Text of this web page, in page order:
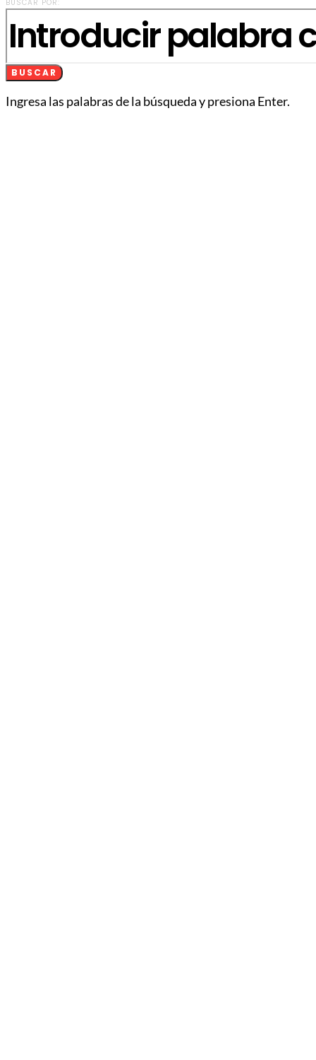
BUSCAR POR:
BUSCAR
Ingresa las palabras de la búsqueda y presiona Enter.